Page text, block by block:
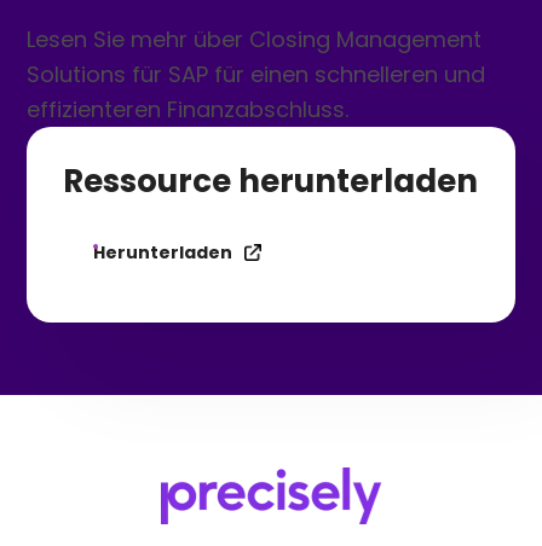
Lesen Sie mehr über Closing Management
Solutions für SAP für einen schnelleren und
effizienteren Finanzabschluss.
Ressource herunterladen
Herunterladen